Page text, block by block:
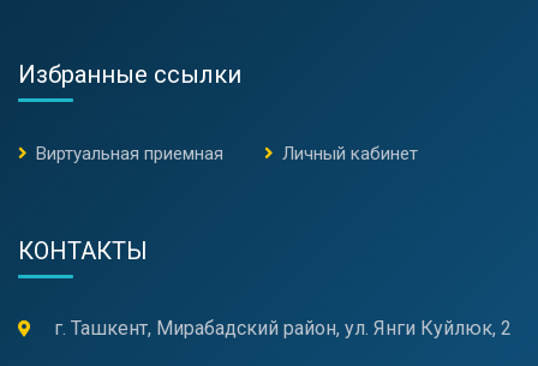
Избранные ссылки
Виртуальная приемная Личный кабинет
КОНТАКТЫ
г. Ташкент, Мирабадский район, ул. Янги Куйлюк, 2